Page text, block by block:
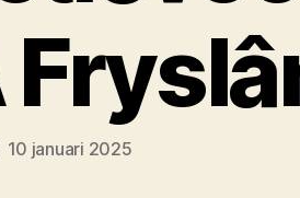
10 januari 2025